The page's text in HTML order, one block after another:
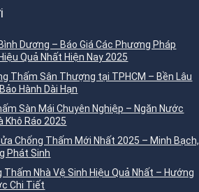
Dương – Báo Giá Các Phương Pháp
Quả Nhất Hiện Nay 2025
Thấm Sân Thượng tại TPHCM – Bền Lâu
Hành Dài Hạn
Sàn Mái Chuyên Nghiệp – Ngăn Nước
Khô Ráo 2025
Chống Thấm Mới Nhất 2025 – Minh Bạch,
Phát Sinh
Thấm Nhà Vệ Sinh Hiệu Quả Nhất – Hướng
Chi Tiết